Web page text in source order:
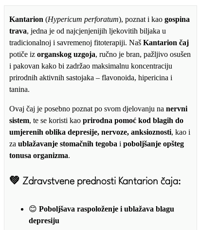
Kantarion (Hypericum perforatum), poznat i kao gospina
trava, jedna je od najcjenjenijih ljekovitih biljaka u
tradicionalnoj i savremenoj fitoterapiji. Naš Kantarion čaj
potiče iz organskog uzgoja, ručno je bran, pažljivo osušen
i pakovan kako bi zadržao maksimalnu koncentraciju
prirodnih aktivnih sastojaka – flavonoida, hipericina i
tanina.
Ovaj čaj je posebno poznat po svom djelovanju na nervni
sistem, te se koristi kao prirodna pomoć kod blagih do
umjerenih oblika depresije, nervoze, anksioznosti, kao i
za ublažavanje stomačnih tegoba i poboljšanje opšteg
tonusa organizma.
💚 Zdravstvene prednosti Kantarion čaja:
😊 Poboljšava raspoloženje i ublažava blagu
depresiju